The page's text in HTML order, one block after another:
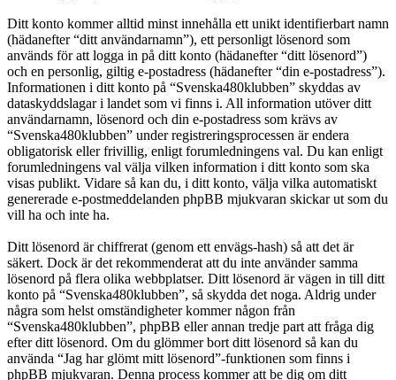
Ditt konto kommer alltid minst innehålla ett unikt identifierbart namn
(hädanefter “ditt användarnamn”), ett personligt lösenord som
används för att logga in på ditt konto (hädanefter “ditt lösenord”)
och en personlig, giltig e-postadress (hädanefter “din e-postadress”).
Informationen i ditt konto på “Svenska480klubben” skyddas av
dataskyddslagar i landet som vi finns i. All information utöver ditt
användarnamn, lösenord och din e-postadress som krävs av
“Svenska480klubben” under registreringsprocessen är endera
obligatorisk eller frivillig, enligt forumledningens val. Du kan enligt
forumledningens val välja vilken information i ditt konto som ska
visas publikt. Vidare så kan du, i ditt konto, välja vilka automatiskt
genererade e-postmeddelanden phpBB mjukvaran skickar ut som du
vill ha och inte ha.
Ditt lösenord är chiffrerat (genom ett envägs-hash) så att det är
säkert. Dock är det rekommenderat att du inte använder samma
lösenord på flera olika webbplatser. Ditt lösenord är vägen in till ditt
konto på “Svenska480klubben”, så skydda det noga. Aldrig under
några som helst omständigheter kommer någon från
“Svenska480klubben”, phpBB eller annan tredje part att fråga dig
efter ditt lösenord. Om du glömmer bort ditt lösenord så kan du
använda “Jag har glömt mitt lösenord”-funktionen som finns i
phpBB mjukvaran. Denna process kommer att be dig om ditt